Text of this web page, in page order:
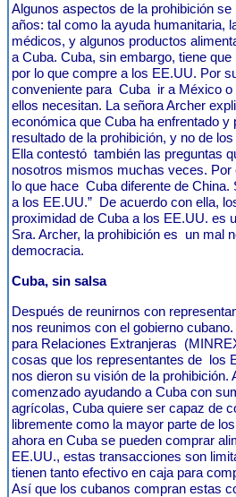
Algunos aspectos de la prohibición
años: tal como la ayuda humanitaria,
médicos, y algunos productos
a Cuba. Cuba, sin embargo, tiene
por lo que compre a los EE.UU. Por
conveniente para Cuba ir a México o
ellos necesitan. La señora Archer
económica que Cuba ha enfrentado y
resultado de la prohibición, y no de los
Ella contestó también las preguntas
nosotros mismos muchas veces. Por
lo que hace Cuba diferente de China.
a los EE.UU.” De acuerdo con ella,
proximidad de Cuba a los EE.UU. es
Sra. Archer, la prohibición es un mal
democracia.
Cuba, sin salsa
Después de reunirnos con
nos reunimos con el gobierno
para Relaciones Extranjeras
cosas que los representantes de los
nos dieron su visión de la prohibición.
comenzado ayudando a Cuba con
agrícolas, Cuba quiere ser capaz de
libremente como la mayor parte de
ahora en Cuba se pueden comprar
EE.UU., estas transacciones son
tienen tanto efectivo en caja para
Así que los cubanos compran estas